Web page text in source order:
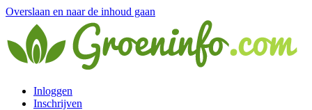
Overslaan en naar de inhoud gaan
Inloggen
Inschrijven